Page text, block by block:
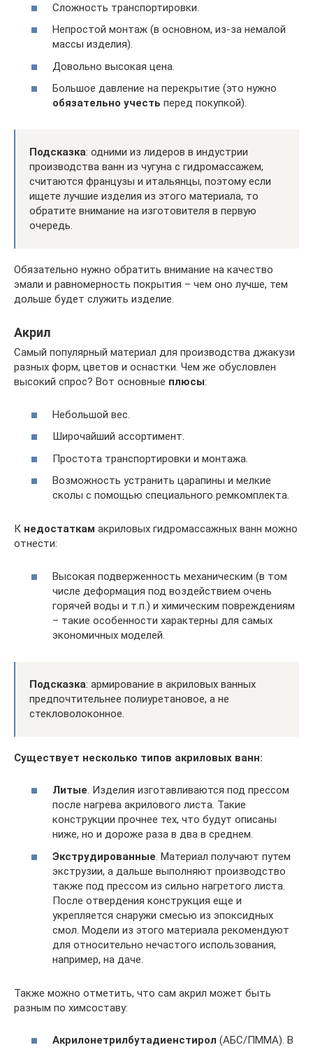
Сложность транспортировки.
Непростой монтаж (в основном, из-за немалой
массы изделия).
Довольно высокая цена.
Большое давление на перекрытие (это нужно
обязательно учесть перед покупкой).
Подсказка: одними из лидеров в индустрии
производства ванн из чугуна с гидромассажем,
считаются французы и итальянцы, поэтому если
ищете лучшие изделия из этого материала, то
обратите внимание на изготовителя в первую
очередь.
Обязательно нужно обратить внимание на качество
эмали и равномерность покрытия – чем оно лучше, тем
дольше будет служить изделие.
Акрил
Самый популярный материал для производства джакузи
разных форм, цветов и оснастки. Чем же обусловлен
высокий спрос? Вот основные плюсы:
Небольшой вес.
Широчайший ассортимент.
Простота транспортировки и монтажа.
Возможность устранить царапины и мелкие
сколы с помощью специального ремкомплекта.
К недостаткам акриловых гидромассажных ванн можно
отнести:
Высокая подверженность механическим (в том
числе деформация под воздействием очень
горячей воды и т.п.) и химическим повреждениям
– такие особенности характерны для самых
экономичных моделей.
Подсказка: армирование в акриловых ванных
предпочтительнее полиуретановое, а не
стекловолоконное.
Существует несколько типов акриловых ванн:
Литые. Изделия изготавливаются под прессом
после нагрева акрилового листа. Такие
конструкции прочнее тех, что будут описаны
ниже, но и дороже раза в два в среднем.
Экструдированные . Материал получают путем
экструзии, а дальше выполняют производство
также под прессом из сильно нагретого листа.
После отвердения конструкция еще и
укрепляется снаружи смесью из эпоксидных
смол. Модели из этого материала рекомендуют
для относительно нечастого использования,
например, на даче.
Также можно отметить, что сам акрил может быть
разным по химсоставу:
Акрилонетрилбутадиенстирол (АБС/ПММА). В